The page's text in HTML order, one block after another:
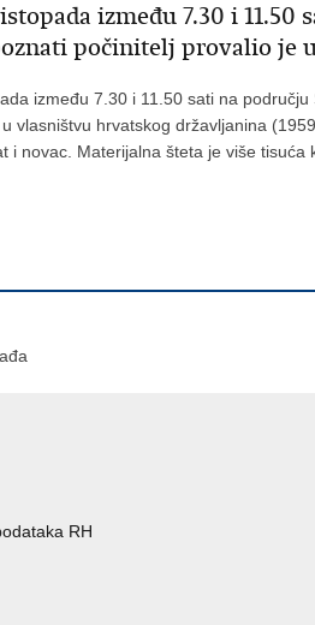
između 7.30 i
počinitelj provalio je
između 7.30 i 11.50 sati na
vlasništvu hrvatskog državljanina
i novac. Materijalna šteta je više tisuća
RH